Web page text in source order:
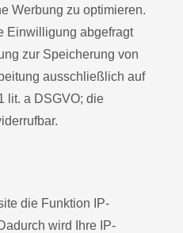
Werbung zu optimieren.
Einwilligung abgefragt
zur Speicherung von
ausschließlich auf
lit. a DSGVO; die
die Funktion IP-
wird Ihre IP-